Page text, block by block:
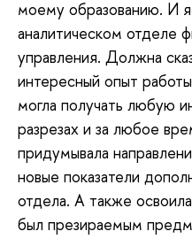
моему образованию. И я
аналитическом отделе
управления. Должна
интересный опыт
могла получать любую
разрезах и за любое
придумывала
новые показатели
отдела. А также
был презираемым